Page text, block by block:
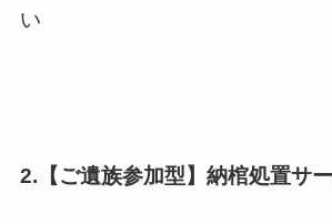
い
2. 【ご遺族参加型】納棺処置サ